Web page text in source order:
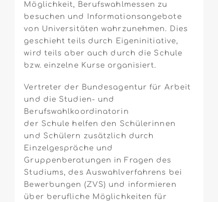
Möglichkeit, Berufswahlmessen zu
besuchen und Informationsangebote
von Universitäten wahrzunehmen. Dies
geschieht teils durch Eigeninitiative,
wird teils aber auch durch die Schule
bzw. einzelne Kurse organisiert.
Vertreter der Bundesagentur für Arbeit
und die Studien- und
Berufswahlkoordinatorin
der Schule helfen den Schülerinnen
und Schülern zusätzlich durch
Einzelgespräche und
Gruppenberatungen in Fragen des
Studiums, des Auswahlverfahrens bei
Bewerbungen (ZVS) und informieren
über berufliche Möglichkeiten für